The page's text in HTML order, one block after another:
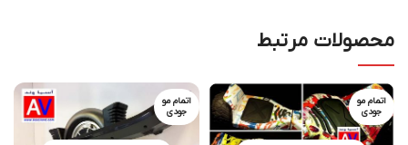
محصولات مرتبط
اتمام مو
جودی
اتمام مو
جودی